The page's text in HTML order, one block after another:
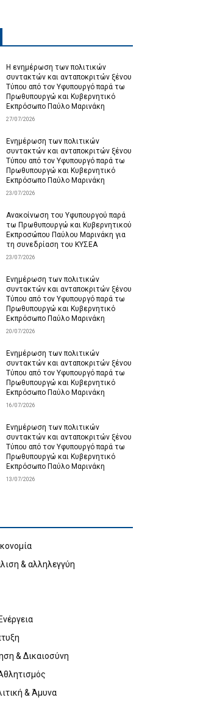
Η ενημέρωση των πολιτικών
συντακτών και ανταποκριτών ξένου
Τύπου από τον Υφυπουργό παρά τω
Πρωθυπουργώ και Κυβερνητικό
Εκπρόσωπο Παύλο Μαρινάκη
27/07/2026
Ενημέρωση των πολιτικών
συντακτών και ανταποκριτών ξένου
Τύπου από τον Υφυπουργό παρά τω
Πρωθυπουργώ και Κυβερνητικό
Εκπρόσωπο Παύλο Μαρινάκη
23/07/2026
Ανακοίνωση του Υφυπουργού παρά
τω Πρωθυπουργώ και Κυβερνητικού
Εκπροσώπου Παύλου Μαρινάκη για
τη συνεδρίαση του ΚΥΣΕΑ
23/07/2026
Ενημέρωση των πολιτικών
συντακτών και ανταποκριτών ξένου
Τύπου από τον Υφυπουργό παρά τω
Πρωθυπουργώ και Κυβερνητικό
Εκπρόσωπο Παύλο Μαρινάκη
20/07/2026
Ενημέρωση των πολιτικών
συντακτών και ανταποκριτών ξένου
Τύπου από τον Υφυπουργό παρά τω
Πρωθυπουργώ και Κυβερνητικό
Εκπρόσωπο Παύλο Μαρινάκη
16/07/2026
Ενημέρωση των πολιτικών
συντακτών και ανταποκριτών ξένου
Τύπου από τον Υφυπουργό παρά τω
Πρωθυπουργώ και Κυβερνητικό
Εκπρόσωπο Παύλο Μαρινάκη
13/07/2026
& αλληλεγγύη
& Δικαιοσύνη
& Άμυνα